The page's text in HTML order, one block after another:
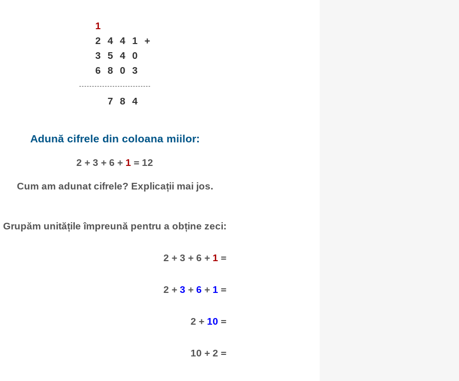
1
2
4 4 1
+
3
5 4 0
6
8 0 3
7 8 4
Adună cifrele din coloana miilor:
2 + 3 + 6 + 1 = 12
Cum am adunat cifrele? Explicații mai jos.
Grupăm unitățile împreună pentru a obține zeci:
2 + 3 + 6 + 1 =
2 + 3 + 6 + 1 =
2 + 10 =
10 + 2 =